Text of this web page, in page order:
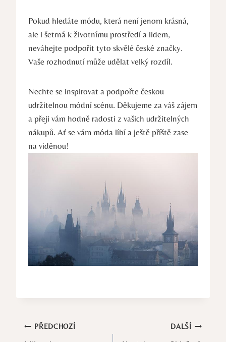
Pokud hledáte módu, která není jenom krásná,
ale i šetrná k životnímu prostředí a lidem,
neváhejte podpořit tyto skvělé české značky.
Vaše rozhodnutí může udělat velký rozdíl.
Nechte se inspirovat a podpořte českou
udržitelnou módní scénu. Děkujeme za váš zájem
a přeji vám hodně radosti z vašich udržitelných
nákupů. Ať se vám móda líbí a ještě příště zase
na viděnou!
Navigace
PŘEDCHOZÍ DALŠÍ